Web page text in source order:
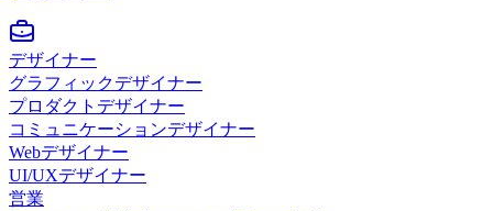
デザイナー
グラフィックデザイナー
プロダクトデザイナー
コミュニケーションデザイナー
Webデザイナー
UI/UXデザイナー
営業